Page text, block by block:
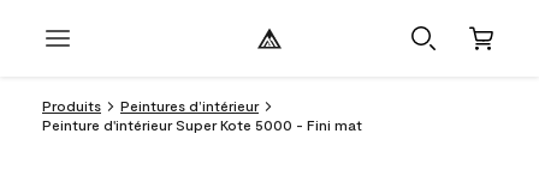
Produits
Peintures d’intérieur
Peinture d'intérieur Super Kote 5000 - Fini mat